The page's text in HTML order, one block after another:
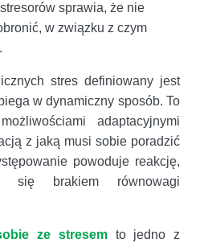
sprawia, że nie
w związku z czym
stres definiowany jest
w dynamiczny sposób. To
adaptacyjnymi
z jaką musi sobie poradzić
powoduje reakcję,
się brakiem równowagi
ze stresemto jedno z